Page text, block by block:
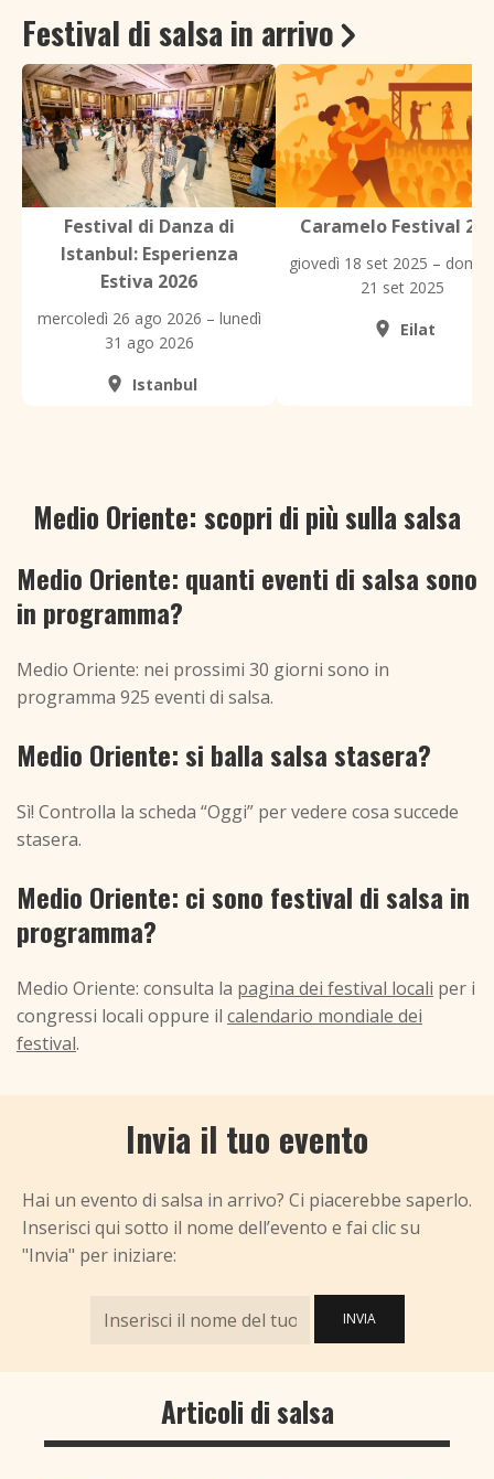
Festival di salsa in arrivo
Festival di Danza di
Istanbul: Esperienza
Estiva 2026
mercoledì 26 ago 2026 – lunedì
31 ago 2026
Istanbul
Caramelo Festival
giovedì 18 set 2025 –
21 set 2025
Eilat
Medio Oriente: scopri di più sulla salsa
Medio Oriente: quanti eventi di salsa sono
in programma?
Medio Oriente: nei prossimi 30 giorni sono in
programma 925 eventi di salsa.
Medio Oriente: si balla salsa stasera?
Sì! Controlla la scheda “Oggi” per vedere cosa succede
stasera.
Medio Oriente: ci sono festival di salsa in
programma?
Medio Oriente: consulta la pagina dei festival locali per i
congressi locali oppure il calendario mondiale dei
festival.
Invia il tuo evento
Hai un evento di salsa in arrivo? Ci piacerebbe saperlo.
Inserisci qui sotto il nome dell’evento e fai clic su
"Invia" per iniziare:
INVIA
Articoli di salsa